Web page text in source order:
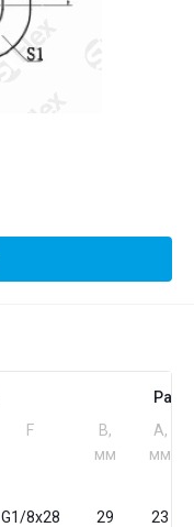
F
B,
мм
A,
мм
G1/8x28 29 23